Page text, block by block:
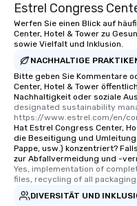
Estrel Congress
Werfen Sie einen Blick auf
Center, Hotel & Tower zu
sowie Vielfalt und Inklusion.
NACHHALTIGE
Bitte geben Sie Kommentare
Center, Hotel & Tower
Nachhaltigkeit oder soziale
designated sustainability
https://www.estrel.com/en/
Hat Estrel Congress Center,
die Beseitigung und
Pappe, usw.) konzentriert?
zur Abfallvermeidung und -
Yes, implementation of
files, recycling of all
DIVERSITÄT UND